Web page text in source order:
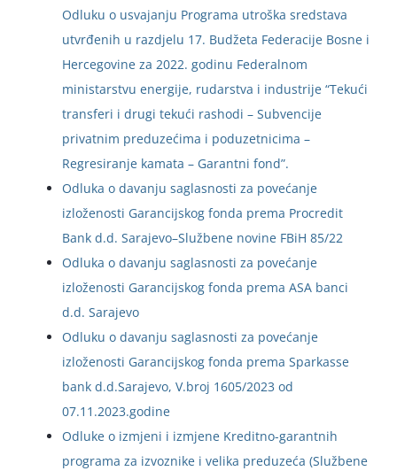
Odluku o usvajanju Programa utroška sredstava
utvrđenih u razdjelu 17. Budžeta Federacije Bosne i
Hercegovine za 2022. godinu Federalnom
ministarstvu energije, rudarstva i industrije “Tekući
transferi i drugi tekući rashodi – Subvencije
privatnim preduzećima i poduzetnicima –
Regresiranje kamata – Garantni fond”.
Odluka o davanju saglasnosti za povećanje
izloženosti Garancijskog fonda prema Procredit
Bank d.d. Sarajevo–Službene novine FBiH 85/22
Odluka o davanju saglasnosti za povećanje
izloženosti Garancijskog fonda prema ASA banci
d.d. Sarajevo
Odluku o davanju saglasnosti za povećanje
izloženosti Garancijskog fonda prema Sparkasse
bank d.d.Sarajevo, V.broj 1605/2023 od
07.11.2023.godine
Odluke o izmjeni i izmjene Kreditno-garantnih
programa za izvoznike i velika preduzeća (Službene